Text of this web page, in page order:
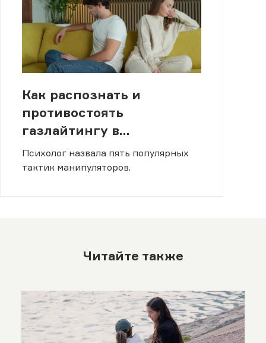
Как распознать и
противостоять
газлайтингу в
отношениях
Психолог назвала пять популярных
тактик манипуляторов.
Читайте также